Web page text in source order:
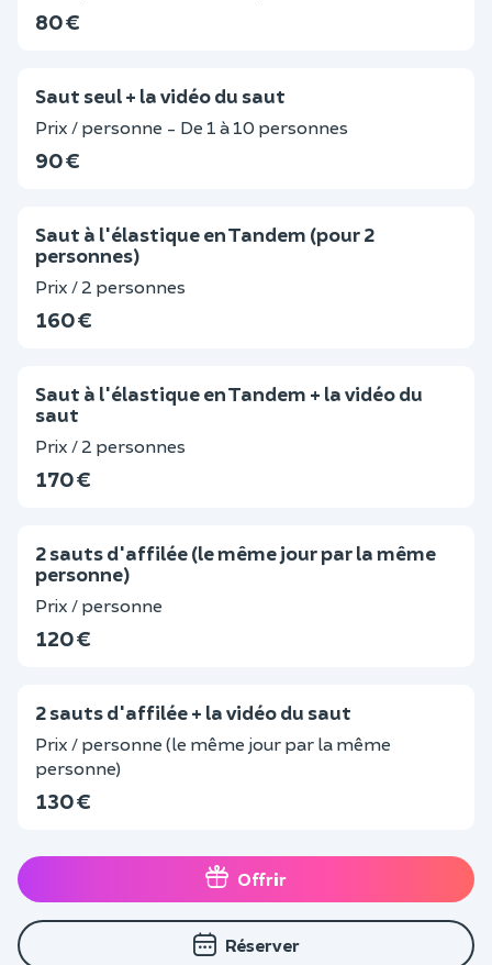
80 €
Saut seul + la vidéo du saut
Prix / personne - De 1 à 10 personnes
90 €
Saut à l'élastique en Tandem (pour 2
personnes)
Prix / 2 personnes
160 €
Saut à l'élastique en Tandem + la vidéo du
saut
Prix / 2 personnes
170 €
2 sauts d'affilée (le même jour par la même
personne)
Prix / personne
120 €
2 sauts d'affilée + la vidéo du saut
Prix / personne (le même jour par la même
personne)
130 €
Offrir
Réserver